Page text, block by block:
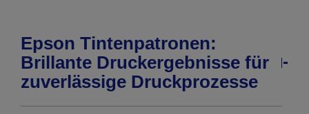
Epson Tintenpatronen:
Brillante Druckergebnisse für
zuverlässige Druckprozesse